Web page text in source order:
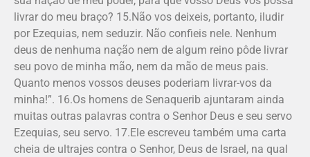
livrar do meu braço? 15.Não vos deixeis, portanto, iludir
por Ezequias, nem seduzir. Não confieis nele. Nenhum
deus de nenhuma nação nem de algum reino pôde livrar
seu povo de minha mão, nem da mão de meus pais.
Quanto menos vossos deuses poderiam livrar-vos da
minha!”. 16.Os homens de Sena­querib ajuntaram ainda
muitas outras palavras contra o Senhor Deus e seu servo
Ezequias, seu servo. 17.Ele escreveu também uma carta
cheia de ultrajes contra o Senhor, Deus de Israel, na qual